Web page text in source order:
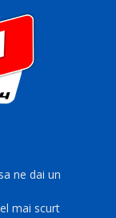
ne dai un
mai scurt